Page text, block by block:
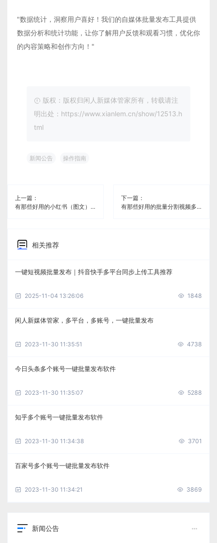
"数据统计，洞察用户喜好！我们的自媒体批量发布工具提供
数据分析和统计功能，让你了解用户反馈和观看习惯，优化你
的内容策略和创作方向！"
版权：版权归闲人新媒体管家所有，转载请注
明出处：https://www.xianlem.cn/show/12513.h
tml
新闻公告 操作指南
上一篇：
有那些好用的小红书（图文）多账号管理工具《闲人新媒体管家》
下一篇：
有那些好用的批量分割视频多账号管理软件《闲人新媒体管家》
相关推荐
一键短视频批量发布｜抖音快手多平台同步上传工具推荐
2025-11-04 13:26:06 1848
闲人新媒体管家，多平台，多账号，一键批量发布
2023-11-30 11:35:51 4738
今日头条多个账号一键批量发布软件
2023-11-30 11:35:07 5288
知乎多个账号一键批量发布软件
2023-11-30 11:34:38 3701
百家号多个账号一键批量发布软件
2023-11-30 11:34:21 3869
新闻公告